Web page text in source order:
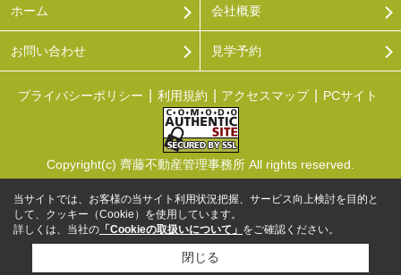
ホーム 会社概要
お問い合わせ 見学予約
プライバシーポリシー 利用規約 アクセスマップ PCサイト
Copyright(c) 齊藤不動産管理事務所 All rights reserved.
当サイトでは、お客様の当サイト利用状況把握、サービス向上検討を目的と
して、クッキー（Cookie）を使用しています。
詳しくは、当社の 「Cookieの取扱いについて」 をご確認ください。
閉じる